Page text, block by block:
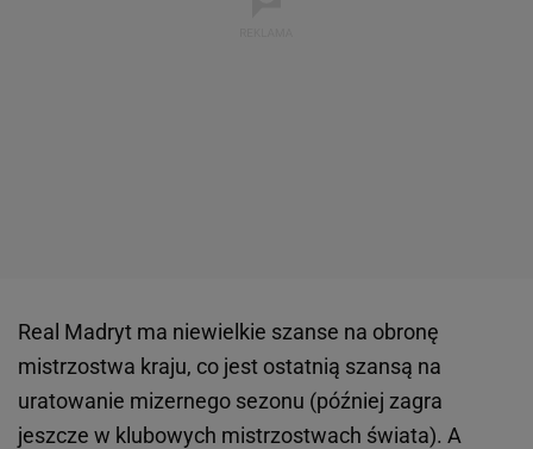
Real Madryt ma niewielkie szanse na obronę
mistrzostwa kraju, co jest ostatnią szansą na
uratowanie mizernego sezonu (później zagra
jeszcze w klubowych mistrzostwach świata). A